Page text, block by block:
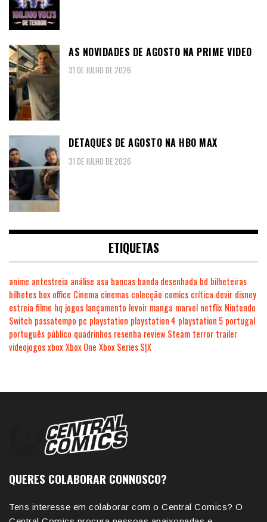
AS NOVIDADES DE AGOSTO NA PRIME VIDEO
31 DE JULHO DE 2026
DETAQUES DE AGOSTO NA HBO MAX
31 DE JULHO DE 2026
ETIQUETAS
anime antestreia análise asa bancas banda desenhada bd bilheteiras
bilhetes box office Cinema cinemas colecção comics crítica devir disney
estreia filme hq jogos lançamento levoir manga marvel netflix Nintendo
Switch passatempo pc playstation playstation 4 playstation 5 portugal
português público quadrinhos resenha review Steam terror trailer
videojogosxboxXbox One Xbox Series S|X
QUERES COLABORAR CONNOSCO?
Tens interesse em colaborar com o Central Comics? O